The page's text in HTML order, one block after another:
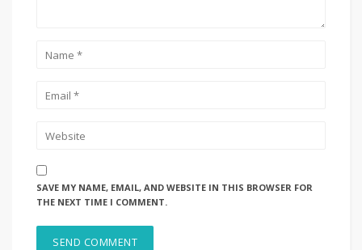
SAVE MY NAME, EMAIL, AND WEBSITE IN THIS BROWSER FOR
THE NEXT TIME I COMMENT.